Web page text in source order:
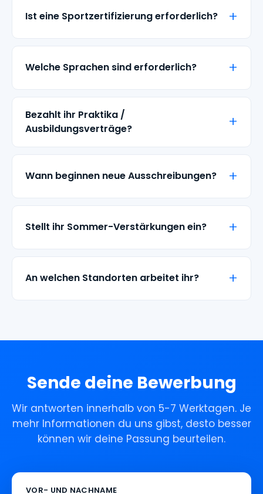
Ist eine Sportzertifizierung erforderlich?
Welche Sprachen sind erforderlich?
Bezahlt ihr Praktika /
Ausbildungsverträge?
Wann beginnen neue Ausschreibungen?
Stellt ihr Sommer-Verstärkungen ein?
An welchen Standorten arbeitet ihr?
Sende deine Bewerbung
Wir antworten innerhalb von 5-7 Werktagen. Je
mehr Informationen du uns gibst, desto besser
können wir deine Passung beurteilen.
VOR- UND NACHNAME